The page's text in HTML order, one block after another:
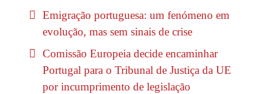
Emigração portuguesa: um fenómeno em
evolução, mas sem sinais de crise
Comissão Europeia decide encaminhar
Portugal para o Tribunal de Justiça da UE
por incumprimento de legislação